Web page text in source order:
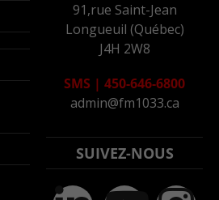
91,rue Saint-Jean
Longueuil (Québec)
J4H 2W8
SMS | 450-646-6800
admin@fm1033.ca
SUIVEZ-NOUS